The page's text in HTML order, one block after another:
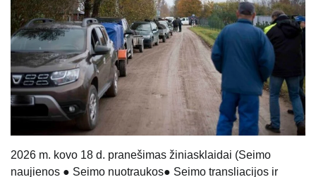
2026 m. kovo 18 d. pranešimas žiniasklaidai (Seimo
naujienos ● Seimo nuotraukos● Seimo transliacijos ir